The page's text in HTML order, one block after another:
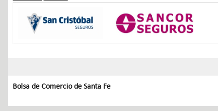
Bolsa de Comercio de Santa Fe